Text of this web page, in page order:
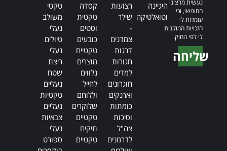
נעשית מרצוני
החופשי, וכי
עומדות לי
הזכויות המוקנות
לי לפי החוק.
שליחה
היגיינה
וטואלטיקה
רצועות
שילר
-
צמדנים
דרגות
חגורות
למדים
חוגרונים
וארנקים
כומתות
וסיכות
צה"ל
לדרמנים
קסדה
טקטית
וסטים
כובעים
טקטיים
מוצרים
נלווים
לחייל
וללוחם
שלוקרים
טקטיים
תיקים
טקטיים
טקטי
משולב
נעלי
טיולים
נעלי
ריצת
שטח
נעליים
טקטיות
נעליים
צבאיות
נעלי
ספורט